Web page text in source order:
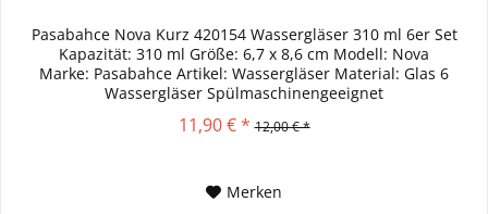
Pasabahce Nova Kurz 420154 Wassergläser 310 ml 6er Set
Kapazität: 310 ml Größe: 6,7 x 8,6 cm Modell: Nova
Marke: Pasabahce Artikel: Wassergläser Material: Glas 6
Wassergläser Spülmaschinengeeignet
11,90 € * 12,00 € *
Merken